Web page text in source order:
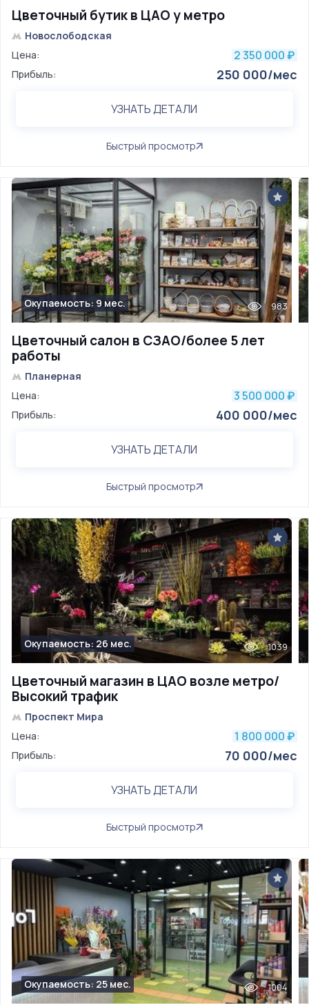
Цветочный бутик в ЦАО у метро
Новослободская
Цена:
2 350 000 ₽
Прибыль: 250 000/мес
УЗНАТЬ ДЕТАЛИ
Быстрый просмотр
Цветочный салон в СЗАО/более 5 лет
работы
Окупаемость: 9 мес. 983
Планерная
Цена:
3 500 000 ₽
Прибыль: 400 000/мес
УЗНАТЬ ДЕТАЛИ
Быстрый просмотр
Цветочный магазин в ЦАО возле метро/
Высокий трафик
Окупаемость: 26 мес. 1039
Проспект Мира
Цена:
1 800 000 ₽
Прибыль: 70 000/мес
УЗНАТЬ ДЕТАЛИ
Быстрый просмотр
Окупаемость: 25 мес. 1004